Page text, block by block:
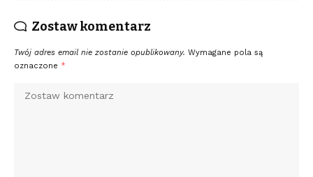
Zostaw komentarz
Twój adres email nie zostanie opublikowany. Wymagane pola są
oznaczone *